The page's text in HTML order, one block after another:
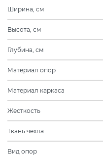
Ширина, см
Высота, см
Глубина, см
Материал опор
Материал каркаса
Жесткость
Ткань чехла
Вид опор